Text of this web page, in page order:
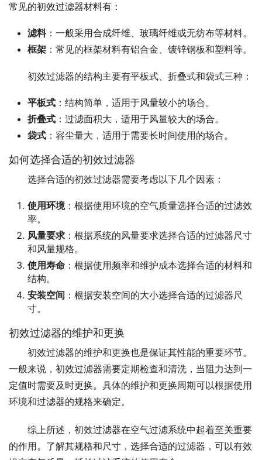
常见的初效过滤器材料有：
滤料：一般采用合成纤维、玻璃纤维或无纺布等材料。
框架 ：常见的框架材料有铝合金、镀锌钢板和塑料等。
初效过滤器的结构主要有平板式、折叠式和袋式三种：
平板式 ：结构简单，适用于风量较小的场合。
折叠式 ：过滤面积大，适用于风量较大的场合。
袋式 ：容尘量大，适用于需要长时间使用的场合。
如何选择合适的初效过滤器
选择合适的初效过滤器需要考虑以下几个因素：
使用环境：根据使用环境的空气质量选择合适的过滤效
率。
风量要求 ：根据系统的风量要求选择合适的过滤器尺寸
和风量规格。
使用寿命 ：根据使用频率和维护成本选择合适的材料和
结构。
安装空间 ：根据安装空间的大小选择合适的过滤器尺
寸。
初效过滤器的维护和更换
初效过滤器的维护和更换也是保证其性能的重要环节。
一般来说，初效过滤器需要定期检查和清洗，当阻力达到一
定值时需要及时更换。具体的维护和更换周期可以根据使用
环境和过滤器的规格来确定。
综上所述，初效过滤器在空气过滤系统中起着至关重要
的作用。了解其规格和尺寸，选择合适的过滤器，可以有效